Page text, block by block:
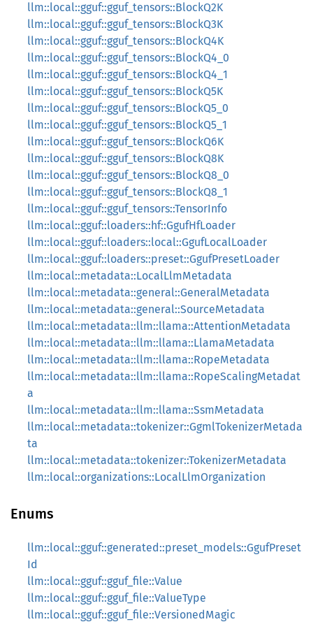
llm::local::gguf::gguf_tensors::BlockQ2K
llm::local::gguf::gguf_tensors::BlockQ3K
llm::local::gguf::gguf_tensors::BlockQ4K
llm::local::gguf::gguf_tensors::BlockQ4_0
llm::local::gguf::gguf_tensors::BlockQ4_1
llm::local::gguf::gguf_tensors::BlockQ5K
llm::local::gguf::gguf_tensors::BlockQ5_0
llm::local::gguf::gguf_tensors::BlockQ5_1
llm::local::gguf::gguf_tensors::BlockQ6K
llm::local::gguf::gguf_tensors::BlockQ8K
llm::local::gguf::gguf_tensors::BlockQ8_0
llm::local::gguf::gguf_tensors::BlockQ8_1
llm::local::gguf::gguf_tensors::TensorInfo
llm::local::gguf::loaders::hf::GgufHfLoader
llm::local::gguf::loaders::local::GgufLocalLoader
llm::local::gguf::loaders::preset::GgufPresetLoader
llm::local::metadata::LocalLlmMetadata
llm::local::metadata::general::GeneralMetadata
llm::local::metadata::general::SourceMetadata
llm::local::metadata::llm::llama::AttentionMetadata
llm::local::metadata::llm::llama::LlamaMetadata
llm::local::metadata::llm::llama::RopeMetadata
llm::local::metadata::llm::llama::RopeScalingMetadat
a
llm::local::metadata::llm::llama::SsmMetadata
llm::local::metadata::tokenizer::GgmlTokenizerMetada
ta
llm::local::metadata::tokenizer::TokenizerMetadata
llm::local::organizations::LocalLlmOrganization
Enums
llm::local::gguf::generated::preset_models::GgufPreset
Id
llm::local::gguf::gguf_file::Value
llm::local::gguf::gguf_file::ValueType
llm::local::gguf::gguf_file::VersionedMagic